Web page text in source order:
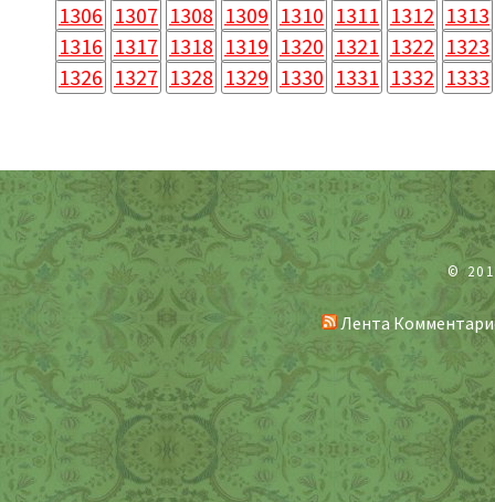
1306 1307 1308 1309 1310 1311 1312 1313
1316 1317 1318 1319 1320 1321 1322 1323
1326 1327 1328 1329 1330 1331 1332 1333
©
Лента